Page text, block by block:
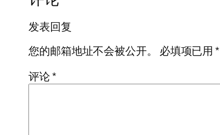
发表回复
您的邮箱地址不会被公开。
必填项已用*
评论*